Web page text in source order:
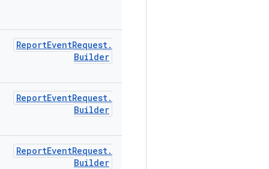
ReportEventRequest.
Builder
ReportEventRequest.
Builder
ReportEventRequest.
Builder